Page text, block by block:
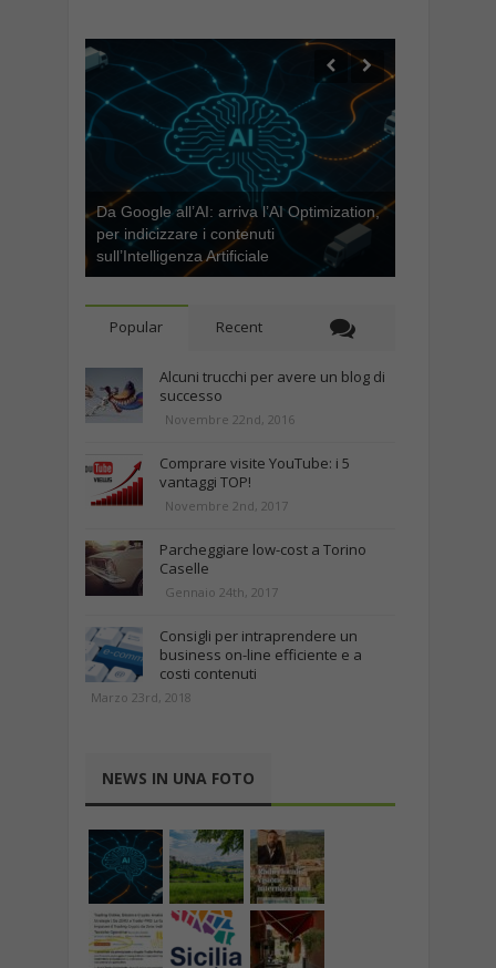
Da Google all’AI: arriva l’AI Optimization,
per indicizzare i contenuti
sull’Intelligenza Artificiale
Popular Recent
Alcuni trucchi per avere un blog di
successo
Novembre 22nd, 2016
Comprare visite YouTube: i 5
vantaggi TOP!
Novembre 2nd, 2017
Parcheggiare low-cost a Torino
Caselle
Gennaio 24th, 2017
Consigli per intraprendere un
business on-line efficiente e a
costi contenuti
Marzo 23rd, 2018
NEWS IN UNA FOTO